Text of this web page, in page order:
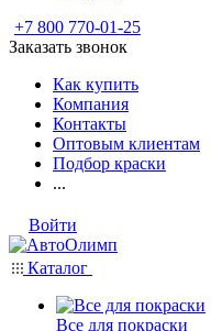
+7 800 770-01-25
Заказать звонок
Как купить
Компания
Контакты
Оптовым клиентам
Подбор краски
...
Войти
Каталог
Все для покраски